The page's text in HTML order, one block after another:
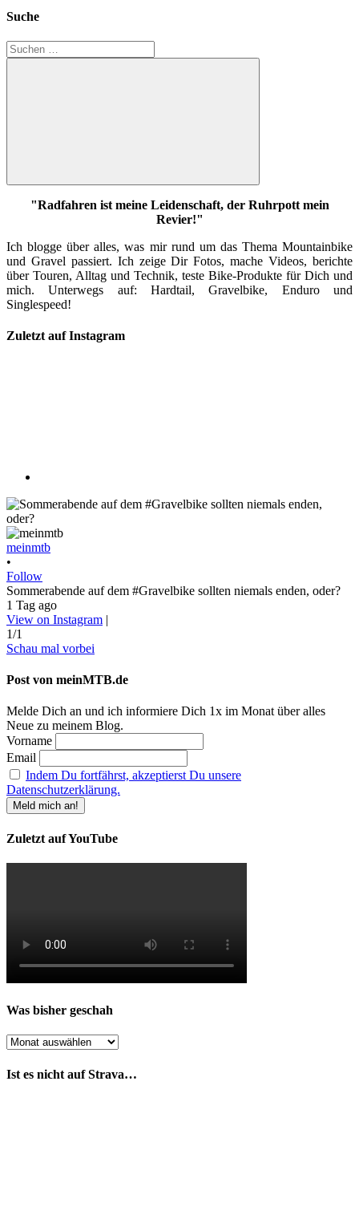
Suche
Suchen
nach:
Suchen
"Radfahren ist meine Leidenschaft, der Ruhrpott mein
Revier!"
Ich blogge über alles, was mir rund um das Thema Mountainbike
und Gravel passiert. Ich zeige Dir Fotos, mache Videos, berichte
über Touren, Alltag und Technik, teste Bike-Produkte für Dich und
mich. Unterwegs auf: Hardtail, Gravelbike, Enduro und
Singlespeed!
Zuletzt auf Instagram
meinmtb
•
Follow
Sommerabende auf dem #Gravelbike sollten niemals enden, oder?
1 Tag ago
View on Instagram |
1/1
Schau mal vorbei
Post von meinMTB.de
Melde Dich an und ich informiere Dich 1x im Monat über alles
Neue zu meinem Blog.
Vorname
Email
Indem Du fortfährst, akzeptierst Du unsere
Datenschutzerklärung.
Zuletzt auf YouTube
Was bisher geschah
Was
geschah
Ist es nicht auf Strava…